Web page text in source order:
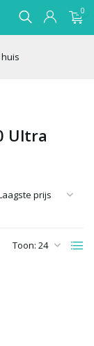
0
Ultra
Toon: